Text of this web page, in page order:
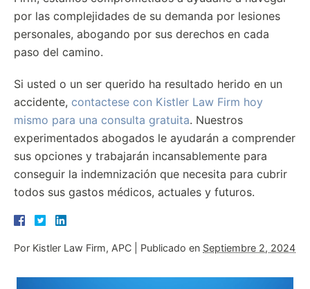
por las complejidades de su demanda por lesiones
personales, abogando por sus derechos en cada
paso del camino.
Si usted o un ser querido ha resultado herido en un
accidente, contactese con Kistler Law Firm hoy
mismo para una consulta gratuita. Nuestros
experimentados abogados le ayudarán a comprender
sus opciones y trabajarán incansablemente para
conseguir la indemnización que necesita para cubrir
todos sus gastos médicos, actuales y futuros.
Por Kistler Law Firm, APC Publicado en Septiembre 2, 2024